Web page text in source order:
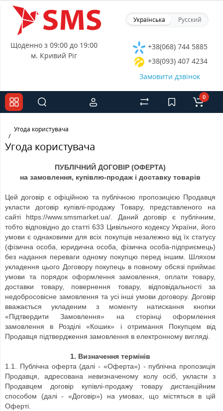
Українська Русский
Щоденно з 09:00 до 19:00
м. Кривий Ріг
+38(068) 744 5885
+38(093) 407 4234
Замовити дзвінок
0
Угода користувача
Угода користувача
ПУБЛІЧНИЙ ДОГОВІР (ОФЕРТА)
на замовлення, купівлю-продаж і доставку товарів
Цей договір є офіційною та публічною пропозицією Продавця
укласти договір купівлі-продажу Товару, представленого на
сайті https://www.smsmarket.ua/. Даний договір є публічним,
тобто відповідно до статті 633 Цивільного кодексу України, його
умови є однаковими для всіх покупців незалежно від їх статусу
(фізична особа, юридична особа, фізична особа-підприємець)
без надання переваги одному покупцю перед іншим. Шляхом
укладення цього Договору покупець в повному обсязі приймає
умови та порядок оформлення замовлення, оплати товару,
доставки товару, повернення товару, відповідальності за
недобросовісне замовлення та усі інші умови договору. Договір
вважається укладеним з моменту натискання кнопки
«Підтвердити Замовлення» на сторінці оформлення
замовлення в Розділі «Кошик» і отримання Покупцем від
Продавця підтвердження замовлення в електронному вигляді.
1. Визначення термінів
1.1.
Публічна оферта (далі - «Оферта») - публічна пропозиція
Продавця, адресована невизначеному колу осіб, укласти з
Продавцем договір купівлі-продажу товару дистанційним
способом (далі - «Договір») на умовах, що містяться в цій
Оферті.